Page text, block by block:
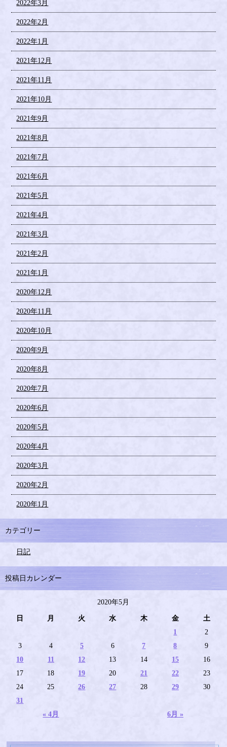
2022年3月
2022年2月
2022年1月
2021年12月
2021年11月
2021年10月
2021年9月
2021年8月
2021年7月
2021年6月
2021年5月
2021年4月
2021年3月
2021年2月
2021年1月
2020年12月
2020年11月
2020年10月
2020年9月
2020年8月
2020年7月
2020年6月
2020年5月
2020年4月
2020年3月
2020年2月
2020年1月
カテゴリー
日記
投稿日カレンダー
2020年5月
日 月 火 水 木 金 土
« 4月 6月 »
1
2
3
4 5 6 7 8
9
10
11 12 13 14 15
16
17
18 19 20 21 22
23
24
25 26 27 28 29
30
31